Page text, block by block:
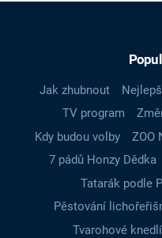
Jak zhubnout
TV program
Kdy budou volby
ZOO
7 pádů Honzy Dědka
Tatarák podle
Pěstování
Tvarohové